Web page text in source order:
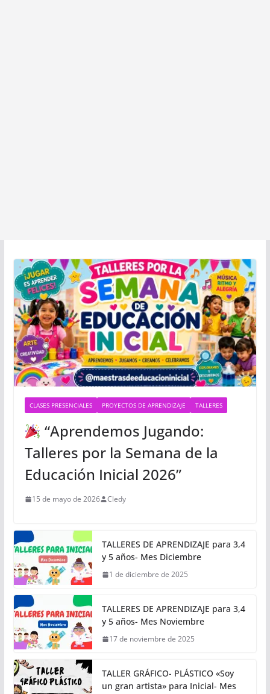
CLASES PRESENCIALES PROYECTOS DE APRENDIZAJE TALLERES
“Aprendemos Jugando:
Talleres por la Semana de la
Educación Inicial 2026”
15 de mayo de 2026 Cledy
TALLERES DE APRENDIZAJE para 3,4
y 5 años- Mes Diciembre
1 de diciembre de 2025
TALLERES DE APRENDIZAJE para 3,4
y 5 años- Mes Noviembre
17 de noviembre de 2025
TALLER GRÁFICO- PLÁSTICO «Soy
un gran artista» para Inicial- Mes